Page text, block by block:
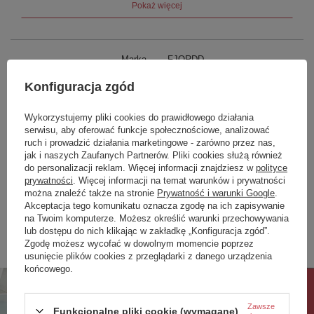
Typ: wolnostojąca
Długość: 1600 mm
Waga netto: 128 kg
Pojemność kąpielowa: 170 l
Gwarancja:5 lat
Zakres tolerancji wymiarów:
Długość: -5 / +5 mm
Szerokość: -5 / +5 mm
Wysokość: -5 / +5 mm
Wanna w standardzie zawiera:
• syfon z maskownicą z materiału w kolorze
czyszczony od góry
• pasy transportowe (2 sztuki)
• styropianowe bloki do montażu wanny (2 sztuki)
• instrukcja montażu
• zasady pielęgnacji
Uwaga:
Syfon wannowy jest ukryty pod dnem wanny. Nie
Pokaż więcej
Marka FJORDD
Podmiot odpowiedzialny za ten
produkt na terenie UE
Symbol BTFS00007C00M110F
Seria SENJA
Kolor/wykończenie Biały Mat
Zobacz również
Poprzedni z tej kategorii Następny z tej kategorii
Konfiguracja zgód
Wykorzystujemy pliki cookies do prawidłowego działania
serwisu, aby oferować funkcje społecznościowe, analizować
ruch i prowadzić działania marketingowe - zarówno przez nas,
jak i naszych Zaufanych Partnerów. Pliki cookies służą również
do personalizacji reklam. Więcej informacji znajdziesz w polityce
prywatności . Więcej informacji na temat warunków i prywatności
można znaleźć także na stronie Prywatność i warunki Google
Akceptacja tego komunikatu oznacza zgodę na ich zapisywanie
na Twoim komputerze. Możesz określić warunki przechowywania
lub dostępu do nich klikając w zakładkę „Konfiguracja zgód”.
Zgodę możesz wycofać w dowolnym momencie poprzez
usunięcie plików cookies z przeglądarki z danego urządzenia
końcowego.
Funkcjonalne pliki cookie (wymagane)
Zawsze